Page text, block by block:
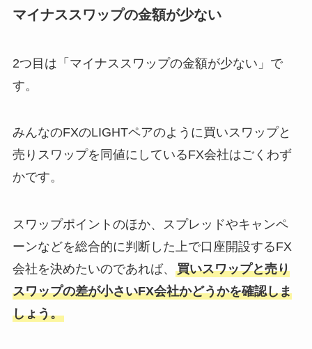
マイナススワップの金額が少ない
2つ目は「マイナススワップの金額が少ない」で
す。
みんなのFXのLIGHTペアのように買いスワップと
売りスワップを同値にしているFX会社はごくわず
かです。
スワップポイントのほか、スプレッドやキャンペ
ーンなどを総合的に判断した上で口座開設するFX
会社を決めたいのであれば、 買いスワップと売り
スワップの差が小さいFX会社かどうかを確認しま
しょう。